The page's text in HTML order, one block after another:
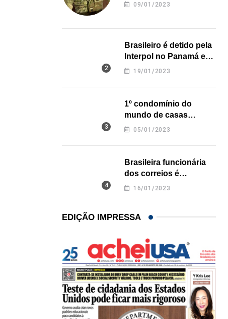
09/01/2023
Brasileiro é detido pela
Interpol no Panamá e
pode pegar prisão
19/01/2023
1º condomínio do
mundo de casas
impressas em 3D é
05/01/2023
Brasileira funcionária
dos correios é
assassinada a facadas
16/01/2023
EDIÇÃO IMPRESSA